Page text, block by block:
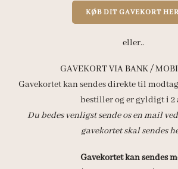
KØB DIT GAVEKORT
eller..
GAVEKORT VIA BANK /
Gavekortet kan sendes direkte til
bestiller og er gyldigt i 2
Du bedes venligst sende os en mail
gavekortet skal sendes
Gavekortet kan sendes